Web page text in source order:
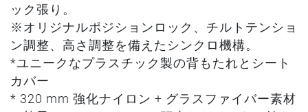
ック張り。
※オリジナルポジションロック、チルトテンショ
ン調整、高さ調整を備えたシンクロ機構。
*ユニークなプラスチック製の背もたれとシート
カバー
* 320 mm 強化ナイロン + グラスファイバー素材